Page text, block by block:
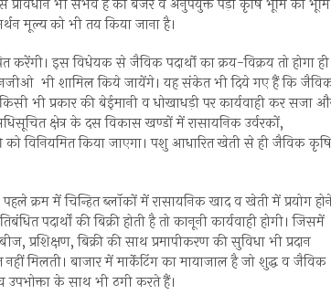
प्रावधान भी संभव हैं की बंजर व अनुपयुक्त पड़ी कृषि भूमि को
मूल्य को भी तय किया जाना है।
इस विधेयक से जैविक पदार्थो का क्रय-विक्रय तो होगा ही
भी शामिल किये जायेंगे। यह संकेत भी दिये गए हैं कि
भी प्रकार की बेईमानी व धोखाधड़ी पर कार्यवाही कर सजा
क्षेत्र के दस विकास खण्डों में रासायनिक उर्वरकों,
को विनियमित किया जाएगा। पशु आधारित खेती से ही जैविक कृषि
में चिन्हित ब्लॉकों में रासायनिक खाद व खेती में प्रयोग
पदार्थों की बिक्री होती है तो कानूनी कार्यवाही होगी। जिसमें
बिक्री की साथ प्रमापीकरण की सुविधा भी प्रदान
मिलती। बाजार में मार्केटिंग का मायाजाल है जो शुद्ध व जैविक
के साथ भी ठगी करते हैं।